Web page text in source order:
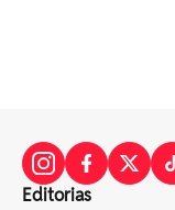
Editorias